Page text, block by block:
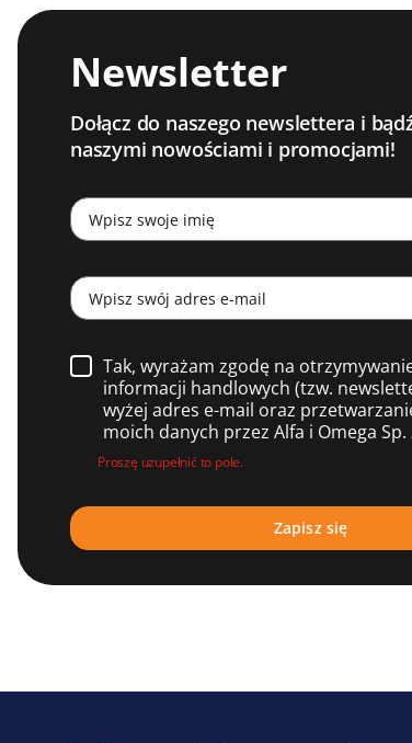
Newsletter
Dołącz do naszego newslettera i
naszymi nowościami i promocjami!
Tak, wyrażam zgodę na
informacji handlowych (tzw.
wyżej adres e-mail oraz
moich danych przez Alfa i Omega Sp.
Proszę uzupełnić to pole.